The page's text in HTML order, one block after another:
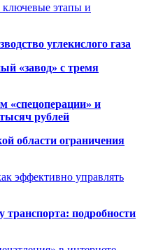
ключевые этапы и
углекислого газа
«завод» с тремя
«спецоперации» и
рублей
области ограничения
эффективно управлять
транспорта: подробности